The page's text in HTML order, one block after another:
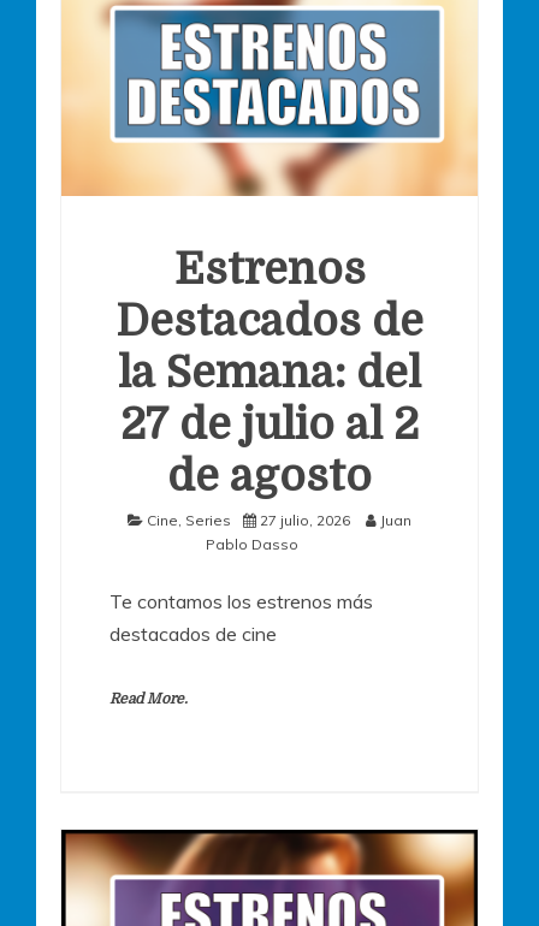
Estrenos
Destacados de
la Semana: del
27 de julio al 2
de agosto
Cine Series 27 julio, 2026
Juan
Pablo Dasso
Te contamos los estrenos más
destacados de cine
Read More.